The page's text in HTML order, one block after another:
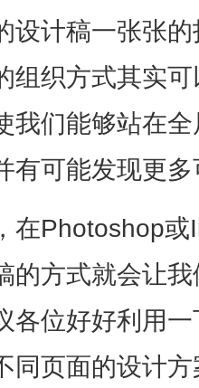
设计稿一张张
组织方式其实
我们能够站在
有可能发现更
在Photoshop
的方式就会让
各位好好利用
同页面的设计